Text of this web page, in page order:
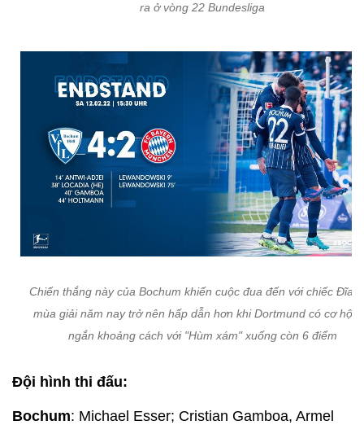
ra ở vòng 22 Bundesliga
Chiến thắng này của Bochum khiến cuộc đua đến với chiếc Đĩa
mùa giải năm nay trở nên hấp dẫn hơn khi Dortmund có cơ hội
ngắn khoảng cách với "Hùm xám" xuống còn 6 điểm
Đội hình thi đấu:
Bochum: Michael Esser; Cristian Gamboa, Armel